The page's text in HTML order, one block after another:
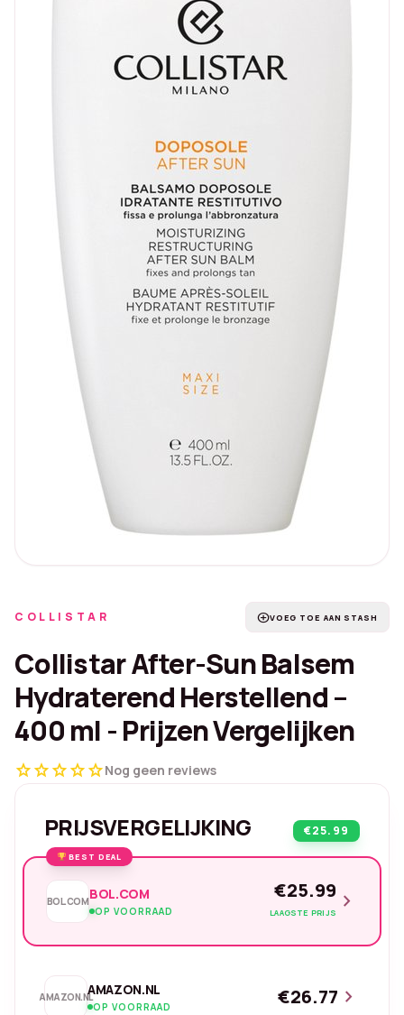
COLLISTAR add_circleVOEG TOE AAN STASH
Collistar After-Sun Balsem
Hydraterend Herstellend –
400 ml - Prijzen Vergelijken
starstarstarstarstarNog geen reviews
PRIJSVERGELIJKING €25.99
BEST DEAL
BOL.COMBOL.COM
OP VOORRAAD
€25.99
LAAGSTE PRIJS chevron_right
AMAZON.NLAMAZON.NL
OP VOORRAAD €26.77 chevron_right